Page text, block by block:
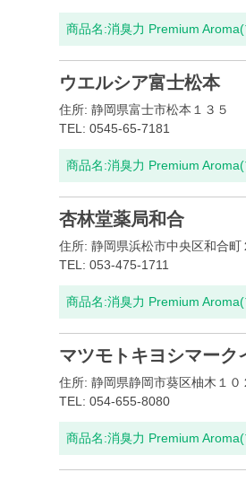
商品名:消臭力 Premium
ウエルシア富士松本
住所: 静岡県富士市松本１３５
TEL: 0545-65-7181
商品名:消臭力 Premium
杏林堂薬局和合
住所: 静岡県浜松市中央区和合町
TEL: 053-475-1711
商品名:消臭力 Premium
マツモトキヨシマーク
住所: 静岡県静岡市葵区柚木１０
TEL: 054-655-8080
商品名:消臭力 Premium